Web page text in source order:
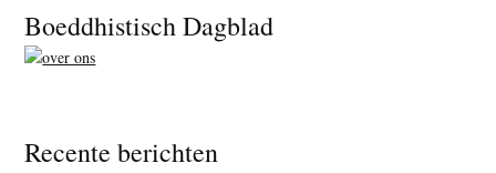
Footer
Boeddhistisch Dagblad
Recente berichten